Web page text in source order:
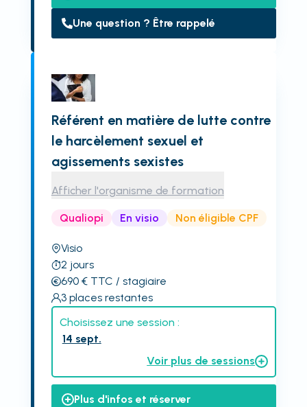
Une question ? Être rappelé
Référent en matière de lutte contre
le harcèlement sexuel et
agissements sexistes
Afficher l'organisme de formation
Qualiopi En visio Non éligible CPF
Visio
2 jours
690€ TTC / stagiaire
3 places restantes
Choisissez une session :
14 sept.
Voir plus de sessions
Plus d'infos et réserver